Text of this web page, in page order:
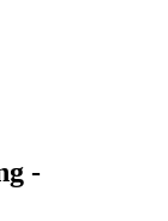
-